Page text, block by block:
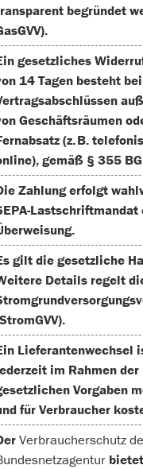
begründet
gesetzliches
14 Tagen besteht bei
Geschäftsräumen
(z. B.
gemäß § 355
Zahlung erfolgt
Lastschriftmandat
gilt die gesetzliche
Details regelt
Lieferantenwechsel
im Rahmen der
Vorgaben
für Verbraucher
Verbraucherschutz
bietet